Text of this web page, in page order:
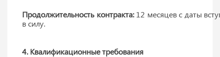
Продолжительность контракта:12 месяцев с даты
в силу.
4. Квалификационные требования